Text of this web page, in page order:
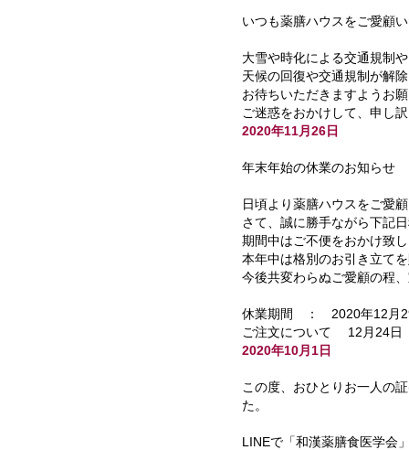
いつも薬膳ハウスをご愛顧
大雪や時化による交通規制
天候の回復や交通規制が解
お待ちいただきますようお
ご迷惑をおかけして、申し
2020年11月26日
年末年始の休業のお知らせ
日頃より薬膳ハウスをご愛
さて、誠に勝手ながら下記
期間中はご不便をおかけ致
本年中は格別のお引き立て
今後共変わらぬご愛顧の程
休業期間 ： 2020年12月
ご注文について 12月24日
2020年10月1日
この度、おひとりお一人の
た。
LINEで「和漢薬膳食医学会